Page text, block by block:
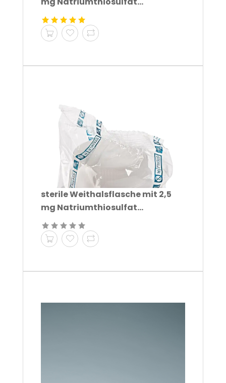
sterile Weithalsflasche mit 2,5
mg Natriumthiosulfat...